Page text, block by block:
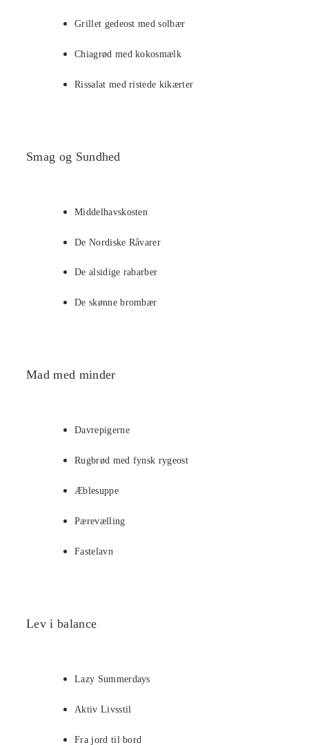
Grillet gedeost med solbær
Chiagrød med kokosmælk
Rissalat med ristede kikærter
Smag og Sundhed
Middelhavskosten
De Nordiske Råvarer
De alsidige rabarber
De skønne brombær
Mad med minder
Davrepigerne
Rugbrød med fynsk rygeost
Æblesuppe
Pærevælling
Fastelavn
Lev i balance
Lazy Summerdays
Aktiv Livsstil
Fra jord til bord